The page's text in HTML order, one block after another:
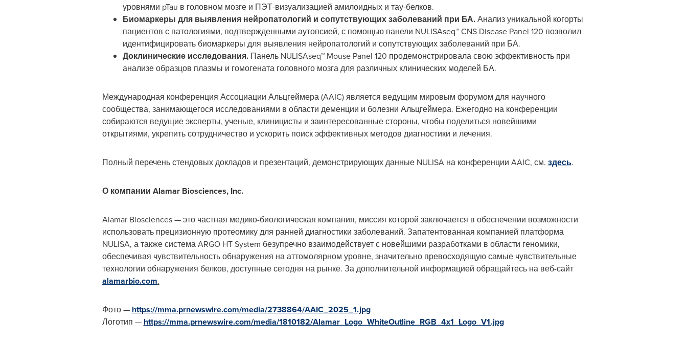
уровнями pTau в головном мозге и ПЭТ-визуализацией амилоидных и тау-белков.
Биомаркеры для выявления нейропатологий и сопутствующих заболеваний при БА.Анализ уникальной когорты
пациентов с патологиями, подтвержденными аутопсией, с помощью панели NULISAseq™ CNS Disease Panel 120 позволил
идентифицировать биомаркеры для выявления нейропатологий и сопутствующих заболеваний при БА.
Доклинические исследования. Панель NULISAseq™ Mouse Panel 120 продемонстрировала свою эффективность при
анализе образцов плазмы и гомогената головного мозга для различных клинических моделей БА.
Международная конференция Ассоциации Альцгеймера (AAIC) является ведущим мировым форумом для научного
сообщества, занимающегося исследованиями в области деменции и болезни Альцгеймера. Ежегодно на конференции
собираются ведущие эксперты, ученые, клиницисты и заинтересованные стороны, чтобы поделиться новейшими
открытиями, укрепить сотрудничество и ускорить поиск эффективных методов диагностики и лечения.
Полный перечень стендовых докладов и презентаций, демонстрирующих данные NULISA на конференции AAIC, см. здесь.
О компании Alamar Biosciences, Inc.
Alamar Biosciences — это частная медико-биологическая компания, миссия которой заключается в обеспечении возможности
использовать прецизионную протеомику для ранней диагностики заболеваний. Запатентованная компанией платформа
NULISA, а также система ARGO HT System безупречно взаимодействует с новейшими разработками в области геномики,
обеспечивая чувствительность обнаружения на аттомолярном уровне, значительно превосходящую самые чувствительные
технологии обнаружения белков, доступные сегодня на рынке. За дополнительной информацией обращайтесь на веб-сайт
alamarbio.com.
Фото — https://mma.prnewswire.com/media/2738864/AAIC_2025_1.jpg
Логотип — https://mma.prnewswire.com/media/1810182/Alamar_Logo_WhiteOutline_RGB_4x1_Logo_V1.jpg